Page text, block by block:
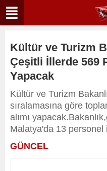
Kültür ve Turizm
Çeşitli İllerde 569
Yapacak
Kültür ve Turizm
sıralamasına göre
alımı
Malatya'da 13 personel
GÜNCEL